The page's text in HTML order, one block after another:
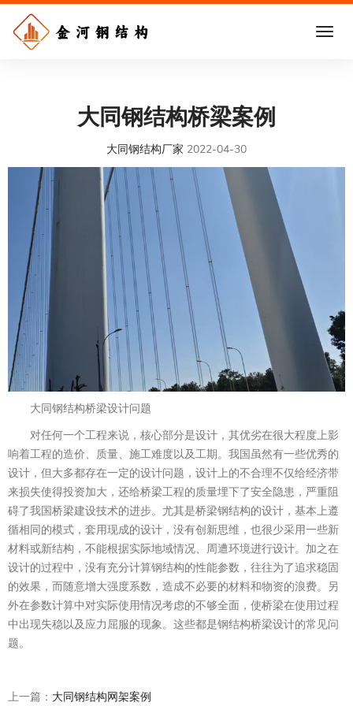
大同钢结构桥梁案例
大同钢结构厂家 2022-04-30
大同钢结构桥梁设计问题
对任何一个工程来说，核心部分是设计，其优劣在很大程度上影
响着工程的造价、质量、施工难度以及工期。我国虽然有一些优秀的
设计，但大多都存在一定的设计问题，设计上的不合理不仅给经济带
来损失使得投资加大，还给桥梁工程的质量埋下了安全隐患，严重阻
碍了我国桥梁建设技术的进步。尤其是桥梁钢结构的设计，基本上遵
循相同的模式，套用现成的设计，没有创新思维，也很少采用一些新
材料或新结构，不能根据实际地域情况、周遭环境进行设计。加之在
设计的过程中，没有充分计算钢结构的性能参数，往往为了追求稳固
的效果，而随意增大强度系数，造成不必要的材料和物资的浪费。另
外在参数计算中对实际使用情况考虑的不够全面，使桥梁在使用过程
中出现失稳以及应力屈服的现象。这些都是钢结构桥梁设计的常见问
题。
上一篇： 大同钢结构网架案例